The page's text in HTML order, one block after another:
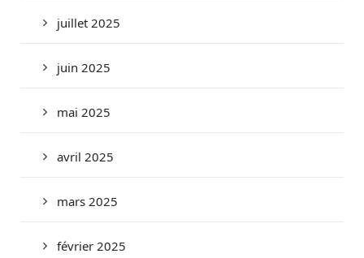
juillet 2025
juin 2025
mai 2025
avril 2025
mars 2025
février 2025